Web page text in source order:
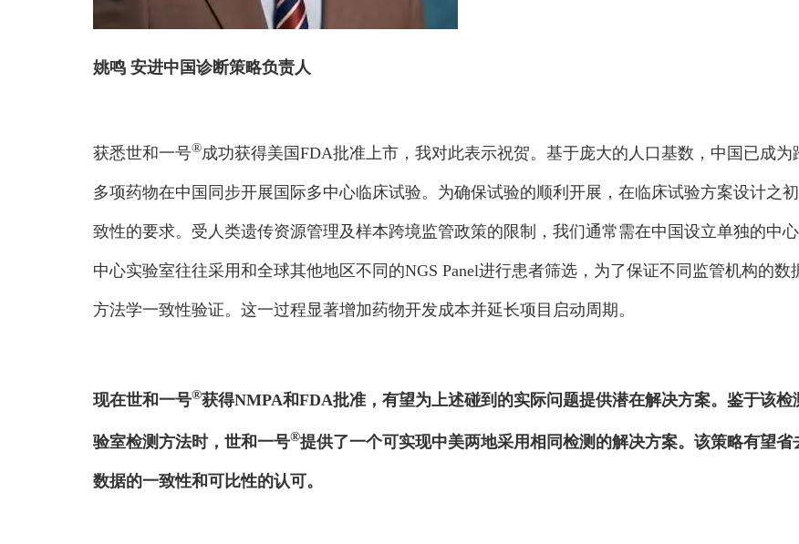
姚鸣 安进中国诊断策略负责人
获悉世和一号®成功获得美国FDA批准上市，我对此表示祝贺。基于庞大的人口基数，中国已成
多项药物在中国同步开展国际多中心临床试验。为确保试验的顺利开展，在临床试验方案设计之
致性的要求。受人类遗传资源管理及样本跨境监管政策的限制，我们通常需在中国设立单独的中
中心实验室往往采用和全球其他地区不同的NGS Panel进行患者筛选，为了保证不同监管机构的
方法学一致性验证。这一过程显著增加药物开发成本并延长项目启动周期。
现在世和一号®获得NMPA和FDA批准，有望为上述碰到的实际问题提供潜在解决方案。鉴于该
验室检测方法时，世和一号®提供了一个可实现中美两地采用相同检测的解决方案。该策略有望
数据的一致性和可比性的认可。